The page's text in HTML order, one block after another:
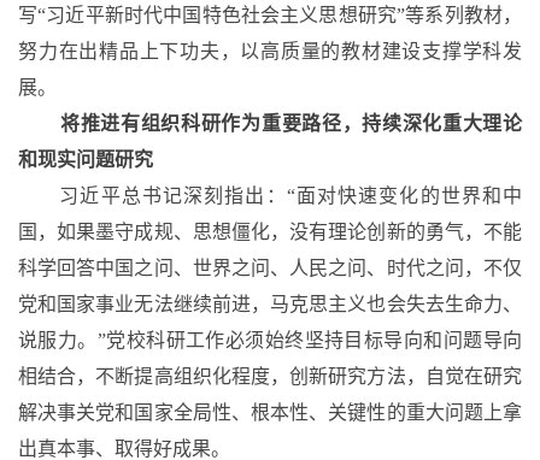
写“习近平新时代中国特色社会主义思想研究”等系列教材，
努力在出精品上下功夫，以高质量的教材建设支撑学科发
展。
将推进有组织科研作为重要路径，持续深化重大理论
和现实问题研究
习近平总书记深刻指出： “面对快速变化的世界和中
国，如果墨守成规、思想僵化，没有理论创新的勇气，不能
科学回答中国之问、世界之问、人民之问、时代之问，不仅
党和国家事业无法继续前进，马克思主义也会失去生命力、
说服力。”党校科研工作必须始终坚持目标导向和问题导向
相结合，不断提高组织化程度，创新研究方法，自觉在研究
解决事关党和国家全局性、根本性、关键性的重大问题上拿
出真本事、取得好成果。